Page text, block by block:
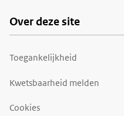
Over deze site
Toegankelijkheid
Kwetsbaarheid melden
Cookies